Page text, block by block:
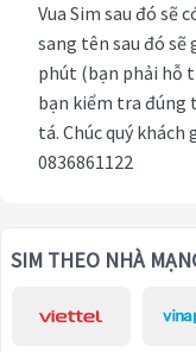
Vua Sim sau đó sẽ
sang tên sau đó sẽ
phút (bạn phải hỗ
bạn kiểm tra đúng
tá. Chúc quý
0836861122
SIM THEO NHÀ